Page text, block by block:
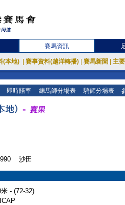
賽馬資訊
(本地) 賽事資料(越洋轉播) 賽馬新聞 主
即時賠率 練馬師分場表 騎師分場表
沙田
- (72-32)